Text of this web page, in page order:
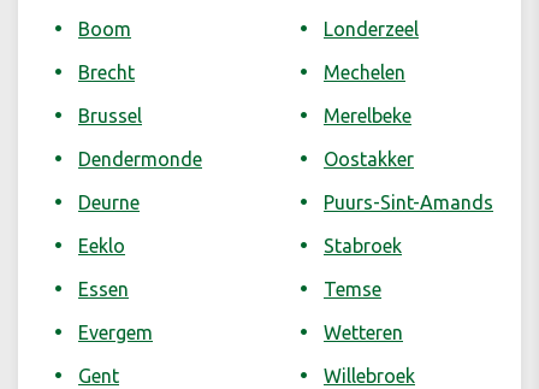
Boom
Brecht
Brussel
Dendermonde
Deurne
Eeklo
Essen
Evergem
Gent
Londerzeel
Mechelen
Merelbeke
Oostakker
Puurs-Sint-Amands
Stabroek
Temse
Wetteren
Willebroek